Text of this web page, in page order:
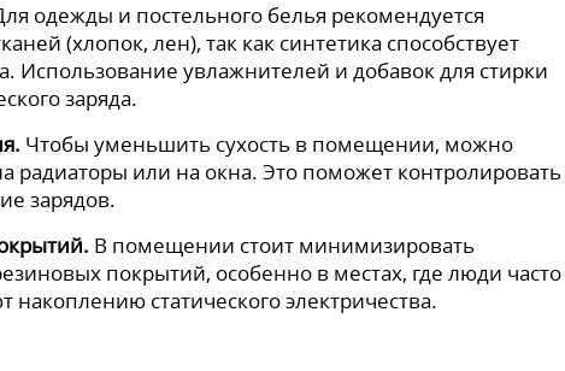
одежды и постельного белья рекомендуется
(хлопок, лен), так как синтетика способствует
Использование увлажнителей и добавок для стирки
заряда.
Чтобы уменьшить сухость в помещении, можно
радиаторы или на окна. Это поможет контролировать
зарядов.
В помещении стоит минимизировать
покрытий, особенно в местах, где люди часто
накоплению статического электричества.